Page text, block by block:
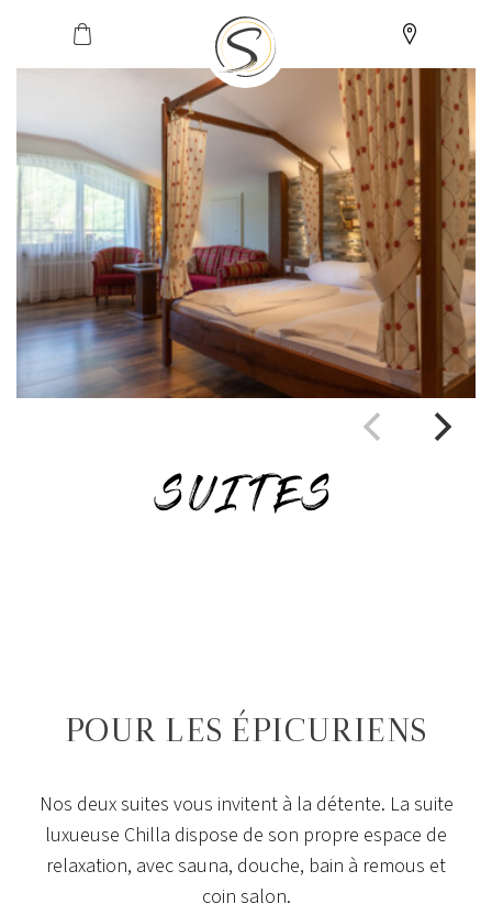
SUITES
POUR LES ÉPICURIENS
Nos deux suites vous invitent à la détente. La suite
luxueuse Chilla dispose de son propre espace de
relaxation, avec sauna, douche, bain à remous et
coin salon.